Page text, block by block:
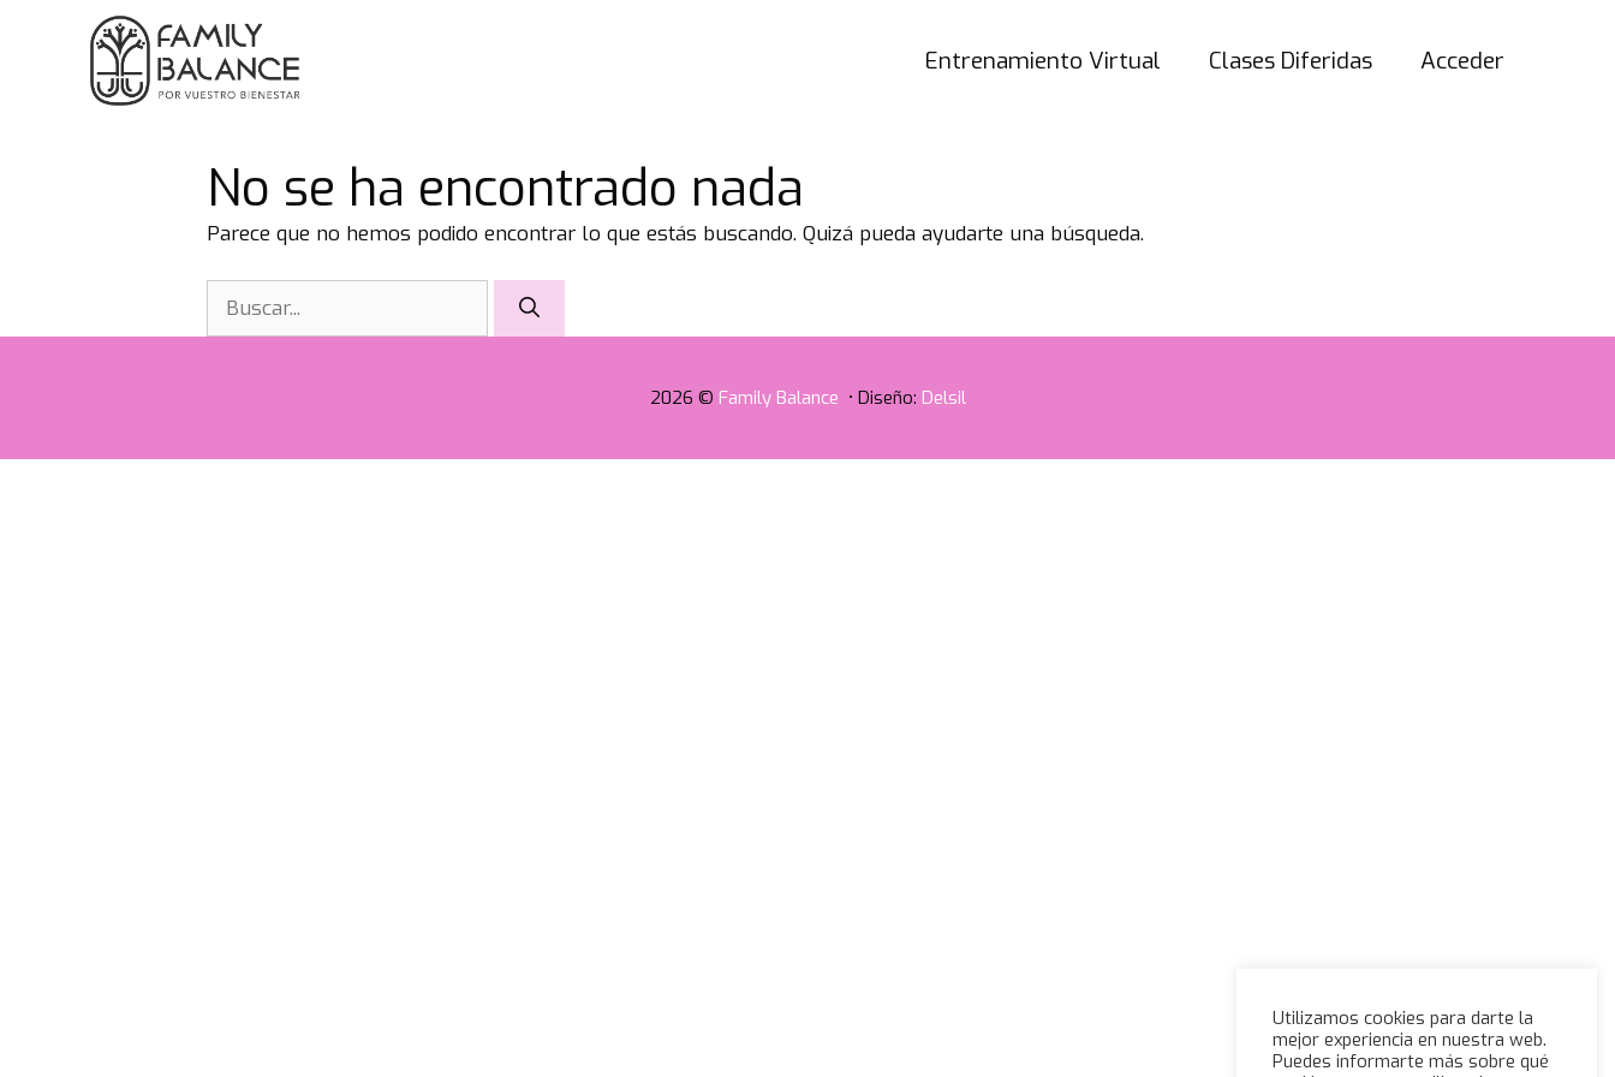
Entrenamiento Virtual Clases Diferidas Acceder
No se ha encontrado nada
Parece que no hemos podido encontrar lo que estás buscando. Quizá pueda ayudarte una búsqueda.
Buscar:
2026 © Family Balance • Diseño: Delsil
Utilizamos cookies para darte la
mejor experiencia en nuestra web.
Puedes informarte más sobre qué